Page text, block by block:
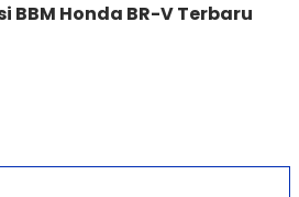
BBM Honda BR-V Terbaru